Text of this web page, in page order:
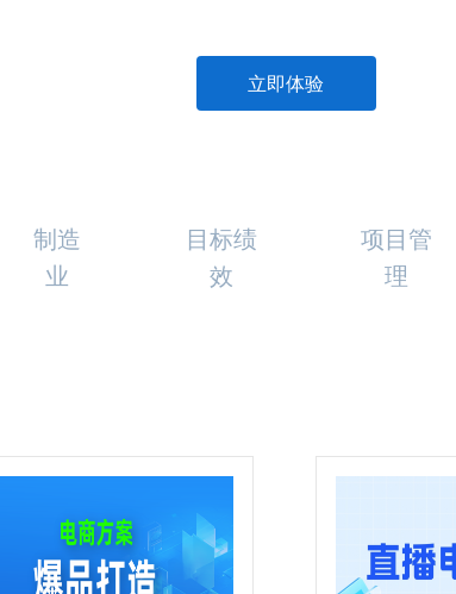
立即体验
制造
业
目标绩
效
项目管
理